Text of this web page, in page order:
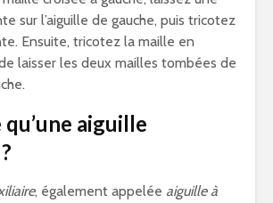
sur l’aiguille de gauche, puis tricotez
Ensuite, tricotez la maille en
laisser les deux mailles tombées de
qu’une aiguille
, également appelée aiguille à